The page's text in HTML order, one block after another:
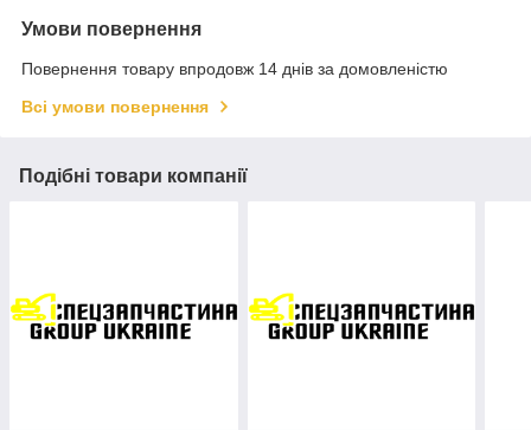
Умови повернення
Повернення товару впродовж 14 днів за домовленістю
Всі умови повернення
Подібні товари компанії